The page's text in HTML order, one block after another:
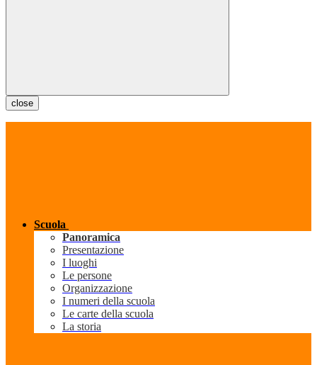
close
Scuola
Panoramica
Presentazione
I luoghi
Le persone
Organizzazione
I numeri della scuola
Le carte della scuola
La storia